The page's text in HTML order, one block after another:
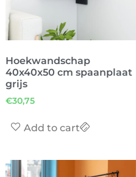
Hoekwandschap
40x40x50 cm spaanplaat
grijs
€30,75
Add to cart